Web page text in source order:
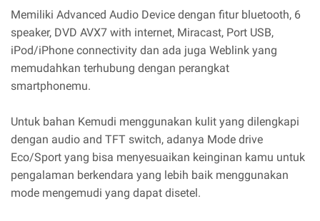
Memiliki Advanced Audio Device dengan fitur bluetooth, 6
speaker, DVD AVX7 with internet, Miracast, Port USB,
iPod/iPhone connectivity dan ada juga Weblink yang
memudahkan terhubung dengan perangkat
smartphonemu.
Untuk bahan Kemudi menggunakan kulit yang dilengkapi
dengan audio and TFT switch, adanya Mode drive
Eco/Sport yang bisa menyesuaikan keinginan kamu untuk
pengalaman berkendara yang lebih baik menggunakan
mode mengemudi yang dapat disetel.